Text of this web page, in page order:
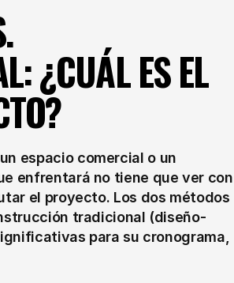
¿CUÁL ES EL
espacio comercial o un
enfrentará no tiene que ver con
el proyecto. Los dos métodos
tradicional (diseño-
para su cronograma,